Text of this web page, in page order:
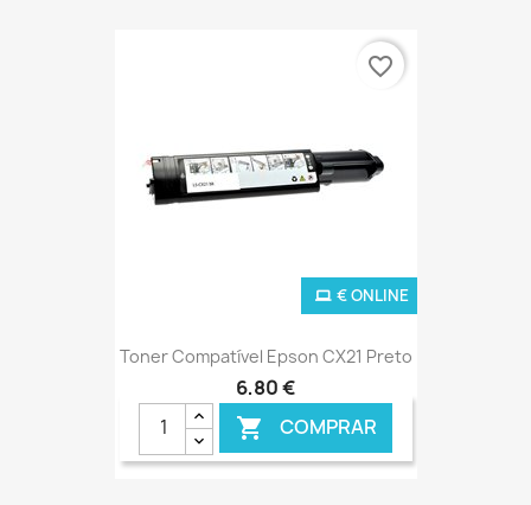
Toner Compatível Epson CX21 Preto
6,80 €
 COMPRAR
€ ONLINE
favorite_border